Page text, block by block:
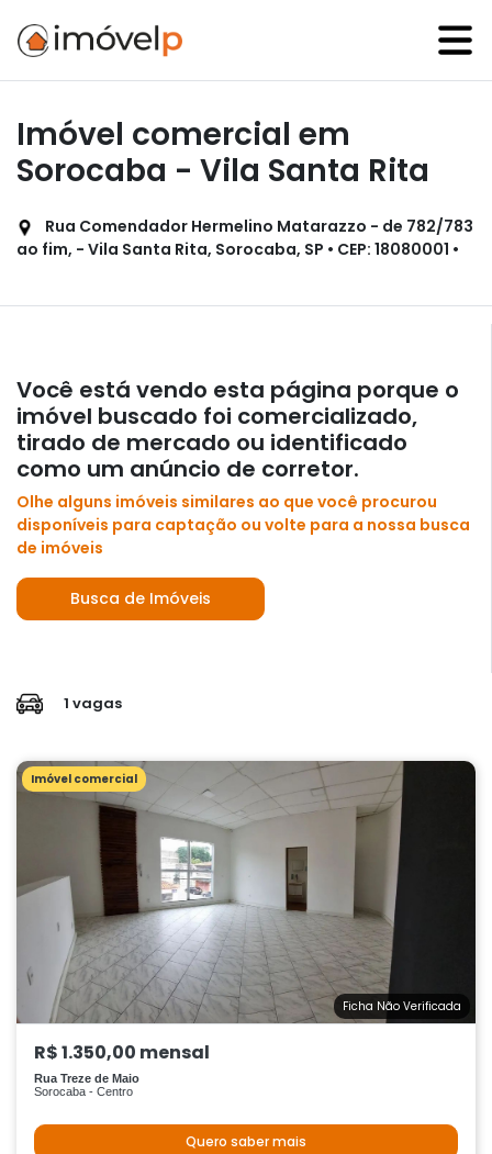
Imóvel comercial em
Sorocaba - Vila Santa Rita
Rua Comendador Hermelino Matarazzo - de 782/783
ao fim, - Vila Santa Rita, Sorocaba, SP • CEP: 18080001 •
Você está vendo esta página porque o
imóvel buscado foi comercializado,
tirado de mercado ou identificado
como um anúncio de corretor.
Olhe alguns imóveis similares ao que você procurou
disponíveis para captação ou volte para a nossa busca
de imóveis
Busca de Imóveis
1 vagas
Imóvel comercial
Ficha Não Verificada
R$ 1.350,00 mensal
Rua Treze de Maio
Sorocaba - Centro
Quero saber mais